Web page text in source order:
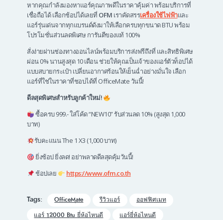
หากคุณกำลังมองหาแอร์คุณภาพดีในราคาคุ้มค่า พร้อมบริการที่
เชื่อถือได้ เลือกช้อปได้เลยที่ OFM เราคัดสรรเครื่องใช้ไฟฟ้าและ
แอร์รุ่นเด่นจากทุกแบรนด์ดังมาให้เลือกครบทุกขนาด BTU พร้อม
โปรโมชั่นส่วนลดพิเศษ การันตีของแท้ 100%
สั่งง่ายผ่านช่องทางออนไลน์พร้อมบริการส่งฟรีถึงที่ และสิทธิพิเศษ
ผ่อน 0% นานสูงสุด 10 เดือน ช่วยให้คุณเป็นเจ้าของแอร์ตัวท็อปได้
แบบสบายกระเป๋า เปลี่ยนอากาศร้อนให้เย็นฉ่ำอย่างมั่นใจ เลือก
แอร์ที่ใช่ในราคาที่ชอบได้ที่ OfficeMate วันนี้!
ดีลสุดพิเศษสำหรับลูกค้าใหม่!
ซื้อครบ 999.- ใส่โค้ด “NEW10” รับส่วนลด 10% (สูงสุด 1,000
บาท)
รับคะแนน The 1 X3 (1,000 บาท)
ยิ่งช้อป ยิ่งลด! อย่าพลาดดีลสุดคุ้มวันนี้!
ช้อปเลย
https://www.ofm.co.th
Tags: OfficeMate รีวิวแอร์
ออฟฟิศเมท
แอร์ 12000 Btu ยี่ห้อไหนดี
แอร์ยี่ห้อไหนดี